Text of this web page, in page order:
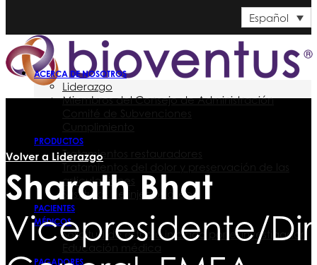
Español
ACERCA DE NOSOTROS
Liderazgo
Miembros del Consejo de Administración
Comité de Subvenciones
Cumplimiento
PRODUCTOS
Tratamientos restauradores
Tratamientos del dolor y preservación de las
articulaciones
Sustitutos de injertos óseos
PACIENTES
MÉDICOS
Solicitud de estudio iniciada por el investigador
Educación médica
PAGADORES
Volver a Liderazgo
Sharath Bhat
Vicepresidente/